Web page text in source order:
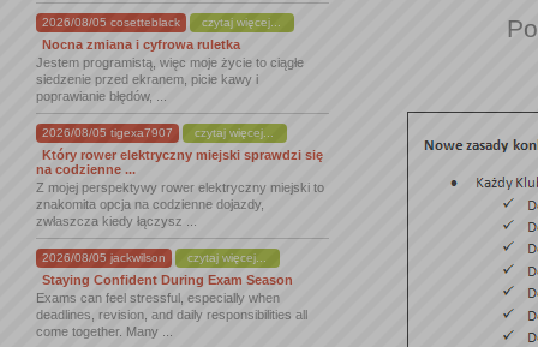
2026/08/05 cosetteblack czytaj więcej...
Nocna zmiana i cyfrowa ruletka
Jestem programistą, więc moje życie to ciągłe
siedzenie przed ekranem, picie kawy i
poprawianie błędów, ...
2026/08/05 tigexa7907 czytaj więcej...
Który rower elektryczny miejski sprawdzi się
na codzienne ...
Z mojej perspektywy rower elektryczny miejski to
znakomita opcja na codzienne dojazdy,
zwłaszcza kiedy łączysz ...
2026/08/05 jackwilson czytaj więcej...
Staying Confident During Exam Season
Exams can feel stressful, especially when
deadlines, revision, and daily responsibilities all
come together. Many ...